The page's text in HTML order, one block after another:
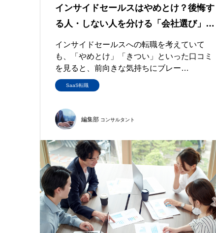
インサイドセールスはやめとけ？後悔す
る人・しない人を分ける「会社選び」…
インサイドセールスへの転職を考えていて
も、「やめとけ」「きつい」といった口コミ
を見ると、前向きな気持ちにブレー…
SaaS転職
編集部 コンサルタント